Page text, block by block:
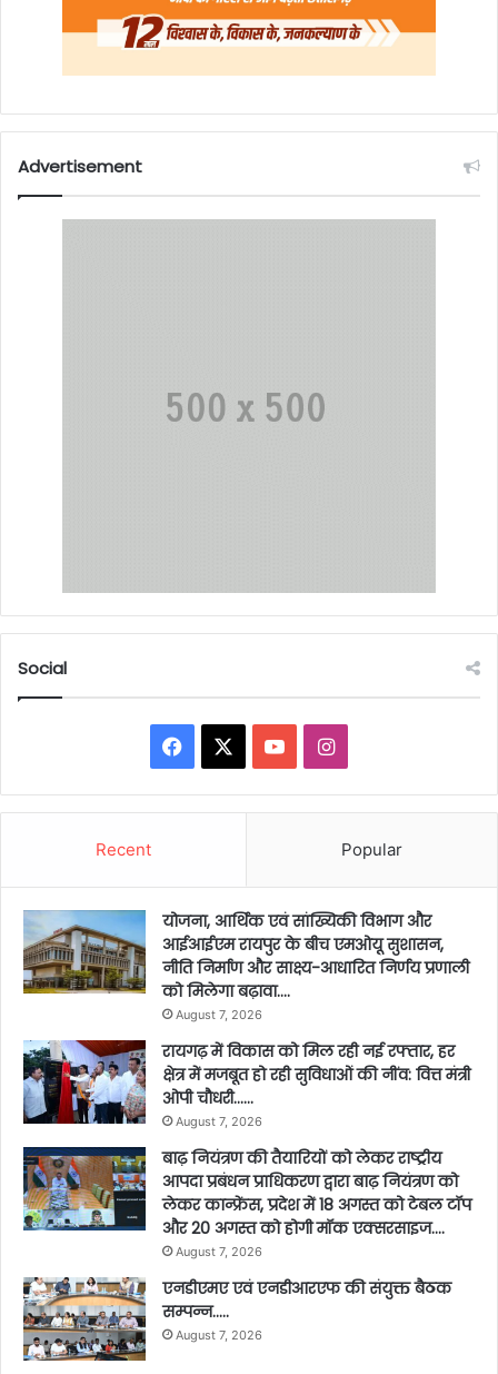
Advertisement
Social
Facebook YouTubeInstagram
Recent Popular
योजना, आर्थिक एवं सांख्यिकी विभाग और
आईआईएम रायपुर के बीच एमओयू सुशासन,
नीति निर्माण और साक्ष्य-आधारित निर्णय प्रणाली
को मिलेगा बढ़ावा….
August 7, 2026
रायगढ़ में विकास को मिल रही नई रफ्तार, हर
क्षेत्र में मजबूत हो रही सुविधाओं की नींव: वित्त मंत्री
ओपी चौधरी……
August 7, 2026
बाढ़ नियंत्रण की तैयारियों को लेकर राष्ट्रीय
आपदा प्रबंधन प्राधिकरण द्वारा बाढ़ नियंत्रण को
लेकर कान्फ्रेंस, प्रदेश में 18 अगस्त को टेबल टॉप
और 20 अगस्त को होगी मॉक एक्सरसाइज….
August 7, 2026
एनडीएमए एवं एनडीआरएफ की संयुक्त बैठक
सम्पन्न…..
August 7, 2026